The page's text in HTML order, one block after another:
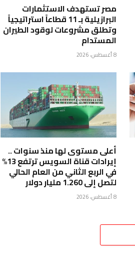
مصر تستهدف الاستثمارات
البرازيلية بـ 11 قطاعاً استراتيجياً
وتطلق مشروعات لوقود الطيران
المستدام
8 أغسطس، 2026
أعلى مستوى لها منذ سنوات ..
إيرادات قناة السويس ترتفع 13%
في الربع الثاني من العام الحالي
لتصل إلى 1.260 مليار دولار
8 أغسطس، 2026